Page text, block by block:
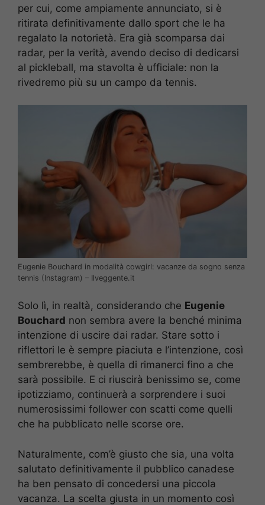
per cui, come ampiamente annunciato, si è
ritirata definitivamente dallo sport che le ha
regalato la notorietà. Era già scomparsa dai
radar, per la verità, avendo deciso di dedicarsi
al pickleball, ma stavolta è ufficiale: non la
rivedremo più su un campo da tennis.
Eugenie Bouchard in modalità cowgirl: vacanze da sogno senza
tennis (Instagram) – Ilveggente.it
Solo lì, in realtà, considerando che Eugenie
Bouchard non sembra avere la benché minima
intenzione di uscire dai radar. Stare sotto i
riflettori le è sempre piaciuta e l’intenzione, così
sembrerebbe, è quella di rimanerci fino a che
sarà possibile. E ci riuscirà benissimo se, come
ipotizziamo, continuerà a sorprendere i suoi
numerosissimi follower con scatti come quelli
che ha pubblicato nelle scorse ore.
Naturalmente, com’è giusto che sia, una volta
salutato definitivamente il pubblico canadese
ha ben pensato di concedersi una piccola
vacanza. La scelta giusta in un momento così